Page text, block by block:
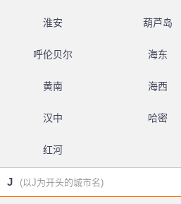
淮安 葫芦岛
呼伦贝尔 海东
黄南 海西
汉中 哈密
红河
J (以J为开头的城市名)